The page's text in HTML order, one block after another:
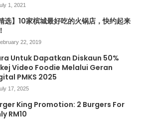
1, 2021
精选】10家槟城最好吃的火锅店，快约起来
22, 2019
Untuk Dapatkan Diskaun 50%
Video Foodie Melalui Geran
PMKS 2025
17, 2025
King Promotion: 2 Burgers For
RM10